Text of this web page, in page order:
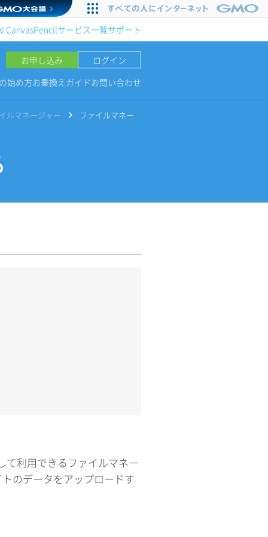
CanvasPencilサービス一覧サポート
お申し込み
ログイン
始め方お乗換えガイドお問い合わせ
ルマネージャー ファイルマネー
て利用できるファイルマネー
のデータをアップロードす